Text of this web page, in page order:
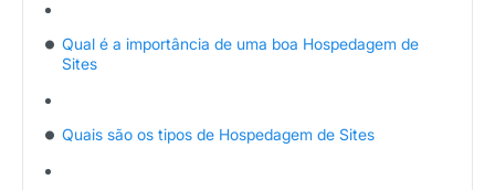
Qual é a importância de uma boa Hospedagem de
Sites
Quais são os tipos de Hospedagem de Sites